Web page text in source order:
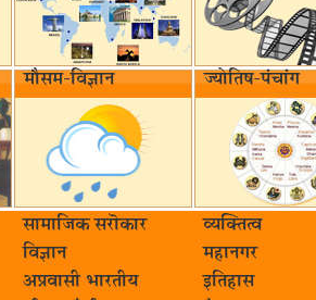
मौसम-विज्ञान ज्योतिष-पंचांग
सामाजिक सरॊकार‌
व्यक्तित्व
विज्ञान
महानगर
अप्रवासी भारतीय
इतिहास